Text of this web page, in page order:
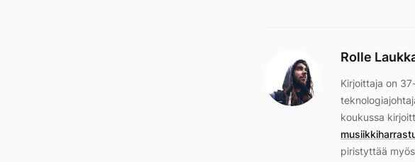
Rolle
Kirjoittaja on
koukussa
piristyttää